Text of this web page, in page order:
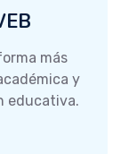
más
y
educativa.